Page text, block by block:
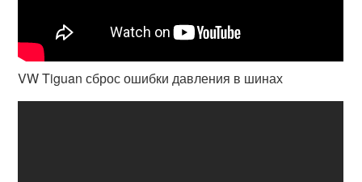
VW Tiguan сброс ошибки давления в шинах